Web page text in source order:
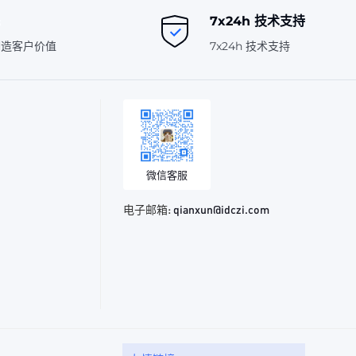
客户价值
7x24h 技术支持
7x24h 技术支持
微信客服
电子邮箱:qianxun@idczi.com